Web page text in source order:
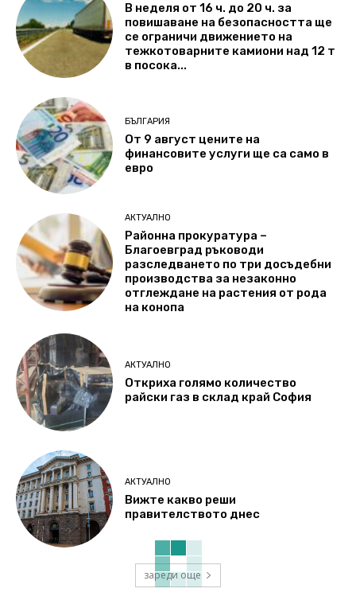
В неделя от 16 ч. до 20 ч. за
повишаване на безопасността ще
се ограничи движението на
тежкотоварните камиони над 12 т
в посока...
БЪЛГАРИЯ
От 9 август цените на
финансовите услуги ще са само в
евро
АКТУАЛНО
Районна прокуратура –
Благоевград ръководи
разследването по три досъдебни
производства за незаконно
отглеждане на растения от рода
на конопа
АКТУАЛНО
Откриха голямо количество
райски газ в склад край София
АКТУАЛНО
Вижте какво реши
правителството днес
зареди още